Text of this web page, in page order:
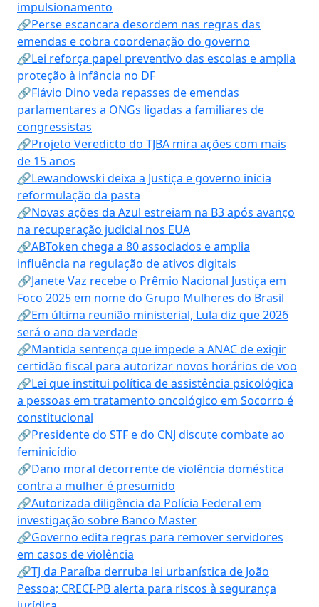
impulsionamento
🔗Perse escancara desordem nas regras das
emendas e cobra coordenação do governo
🔗Lei reforça papel preventivo das escolas e amplia
proteção à infância no DF
🔗Flávio Dino veda repasses de emendas
parlamentares a ONGs ligadas a familiares de
congressistas
🔗Projeto Veredicto do TJBA mira ações com mais
de 15 anos
🔗Lewandowski deixa a Justiça e governo inicia
reformulação da pasta
🔗Novas ações da Azul estreiam na B3 após avanço
na recuperação judicial nos EUA
🔗ABToken chega a 80 associados e amplia
influência na regulação de ativos digitais
🔗Janete Vaz recebe o Prêmio Nacional Justiça em
Foco 2025 em nome do Grupo Mulheres do Brasil
🔗Em última reunião ministerial, Lula diz que 2026
será o ano da verdade
🔗Mantida sentença que impede a ANAC de exigir
certidão fiscal para autorizar novos horários de voo
🔗Lei que institui política de assistência psicológica
a pessoas em tratamento oncológico em Socorro é
constitucional
🔗Presidente do STF e do CNJ discute combate ao
feminicídio
🔗Dano moral decorrente de violência doméstica
contra a mulher é presumido
🔗Autorizada diligência da Polícia Federal em
investigação sobre Banco Master
🔗Governo edita regras para remover servidores
em casos de violência
🔗TJ da Paraíba derruba lei urbanística de João
Pessoa; CRECI-PB alerta para riscos à segurança